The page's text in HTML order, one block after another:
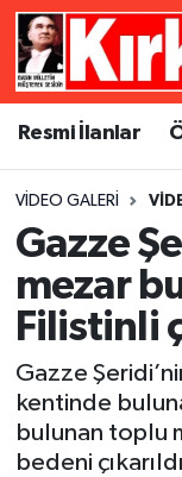
Resmi İlanlar
VIDEO GALERI
Gazze
mezar
Filistinli
Gazze
kentinde
bulunan toplu
bedeni
Resmi
Gündem
Ekonomi
Siyaset
Spor
Asayiş
Dünya
Kültür
Magazin
Medya
Künye
Gizlilik
Merkez
Merkez
Süper Lig
Tüm
Son Dakika
Haber Arşivi